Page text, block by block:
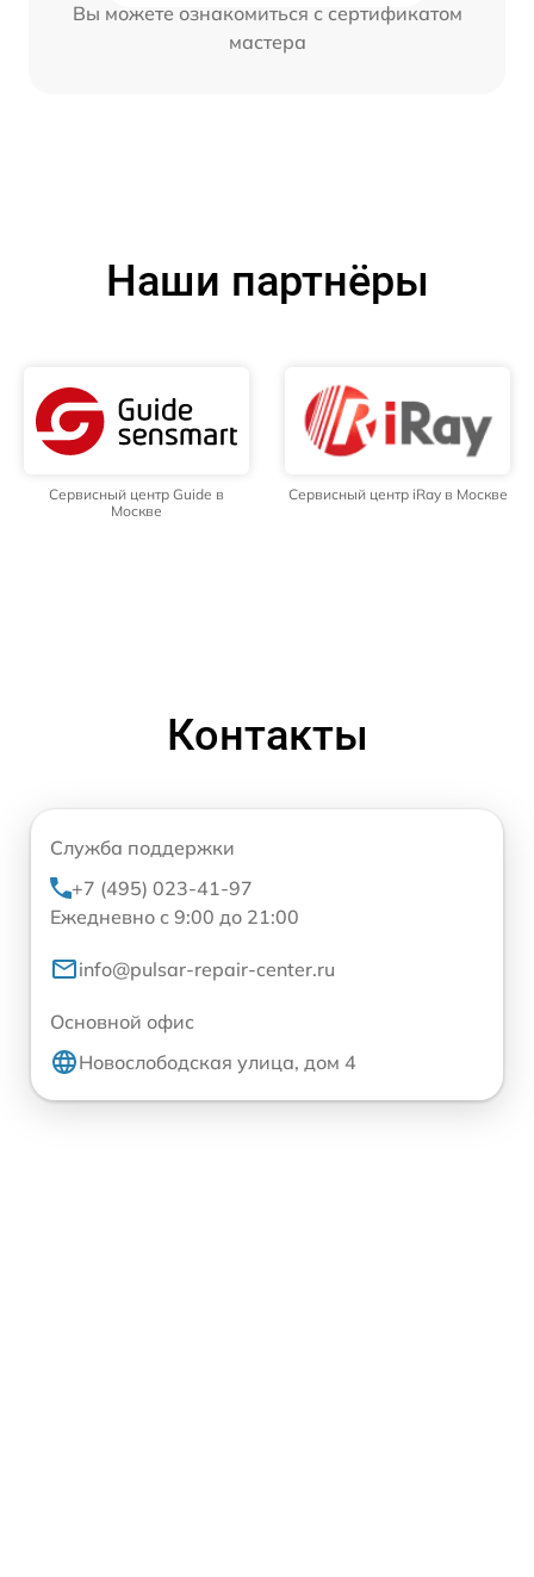
Вы можете ознакомиться с сертификатом
мастера
Наши партнёры
Сервисный центр Guide в
Москве
Сервисный центр iRay в Москве
Контакты
Служба поддержки
+7 (495) 023-41-97
Ежедневно с 9:00 до 21:00
info@pulsar-repair-center.ru
Основной офис
Новослободская улица, дом 4